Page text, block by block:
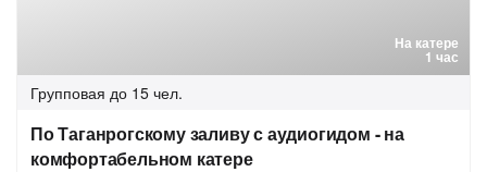
На катере
1 час
Групповая до 15 чел.
По Таганрогскому заливу с аудиогидом - на
комфортабельном катере